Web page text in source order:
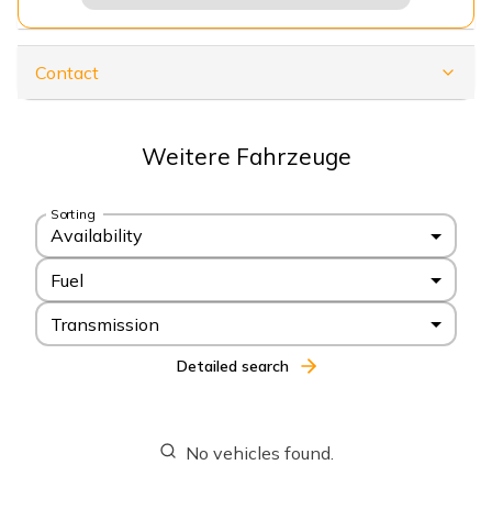
Contact
Weitere Fahrzeuge
Sorting
Availability
Fuel
Transmission
Detailed search
No vehicles found.